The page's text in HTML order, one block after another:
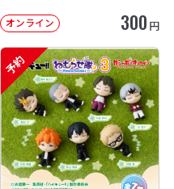
オンライン 300 円
予約